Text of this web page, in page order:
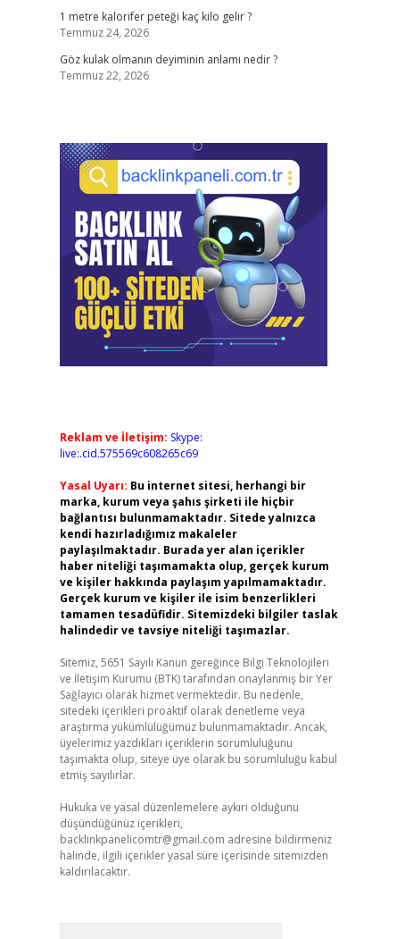
1 metre kalorifer peteği kaç kilo gelir ?
Temmuz 24, 2026
Göz kulak olmanın deyiminin anlamı nedir ?
Temmuz 22, 2026
Reklam ve İletişim: Skype:
live:.cid.575569c608265c69
Yasal Uyarı: Bu internet sitesi, herhangi bir
marka, kurum veya şahıs şirketi ile hiçbir
bağlantısı bulunmamaktadır. Sitede yalnızca
kendi hazırladığımız makaleler
paylaşılmaktadır. Burada yer alan içerikler
haber niteliği taşımamakta olup, gerçek kurum
ve kişiler hakkında paylaşım yapılmamaktadır.
Gerçek kurum ve kişiler ile isim benzerlikleri
tamamen tesadüfidir. Sitemizdeki bilgiler taslak
halindedir ve tavsiye niteliği taşımazlar.
Sitemiz, 5651 Sayılı Kanun gereğince Bilgi Teknolojileri
ve İletişim Kurumu (BTK) tarafından onaylanmış bir Yer
Sağlayıcı olarak hizmet vermektedir. Bu nedenle,
sitedeki içerikleri proaktif olarak denetleme veya
araştırma yükümlülüğümüz bulunmamaktadır. Ancak,
üyelerimiz yazdıkları içeriklerin sorumluluğunu
taşımakta olup, siteye üye olarak bu sorumluluğu kabul
etmiş sayılırlar.
Hukuka ve yasal düzenlemelere aykırı olduğunu
düşündüğünüz içerikleri,
backlinkpanelicomtr@gmail.com adresine bildirmeniz
halinde, ilgili içerikler yasal süre içerisinde sitemizden
kaldırılacaktır.